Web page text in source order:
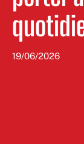
19/06/2026